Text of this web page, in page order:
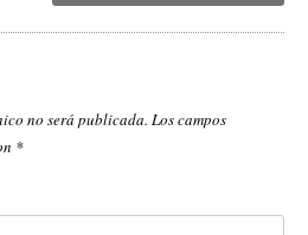
no será publicada. Los campos
*